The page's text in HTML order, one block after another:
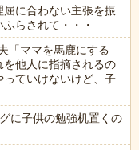
に合わない主張を振
らされて・・・
「ママを馬鹿にする
他人に指摘されるの
ていけないけど、子
に子供の勉強机置くの